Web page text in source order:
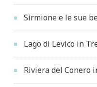
Sirmione e le sue
Lago di Levico in
Riviera del Conero